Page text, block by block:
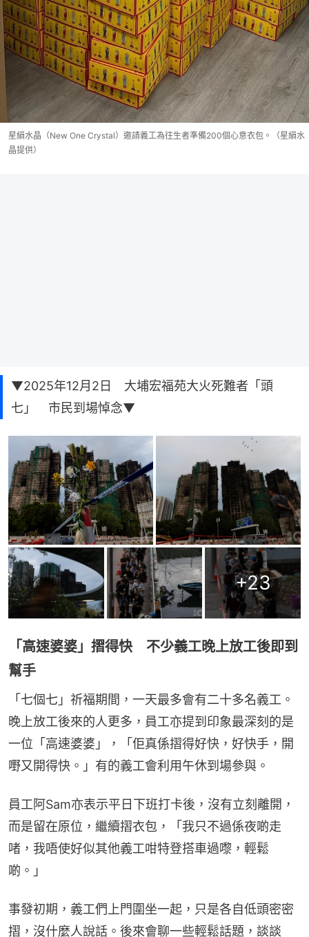
星縜水晶（New One Crystal）邀請義工為往生者準備200個心意衣包。（星縜水
晶提供）
▼2025年12月2日 大埔宏福苑大火死難者「頭
七」 市民到場悼念▼
+23
「高速婆婆」摺得快 不少義工晚上放工後即到
幫手
「七個七」祈福期間，一天最多會有二十多名義工。
晚上放工後來的人更多，員工亦提到印象最深刻的是
一位「高速婆婆」，「佢真係摺得好快，好快手，開
嘢又開得快。」有的義工會利用午休到場參與。
員工阿Sam亦表示平日下班打卡後，沒有立刻離開，
而是留在原位，繼續摺衣包，「我只不過係夜啲走
啫，我唔使好似其他義工咁特登搭車過嚟，輕鬆
啲。」
事發初期，義工們上門圍坐一起，只是各自低頭密密
摺，沒什麼人說話。後來會聊一些輕鬆話題，談談